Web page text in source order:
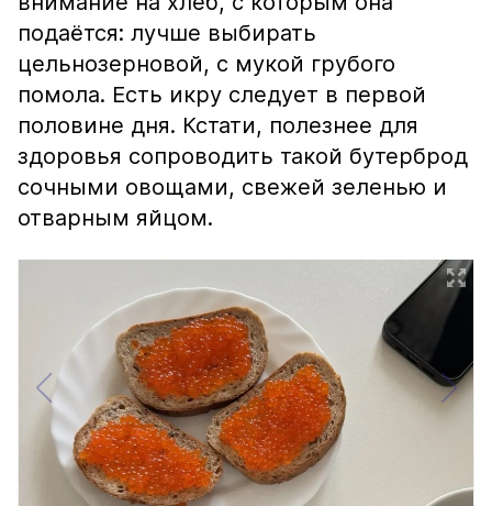
подаётся: лучше выбирать
цельнозерновой, с мукой грубого
помола. Есть икру следует в первой
половине дня. Кстати, полезнее для
здоровья сопроводить такой бутерброд
сочными овощами, свежей зеленью и
отварным яйцом.